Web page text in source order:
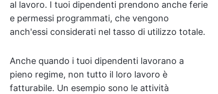
al lavoro. I tuoi dipendenti prendono anche ferie
e permessi programmati, che vengono
anch'essi considerati nel tasso di utilizzo totale.
Anche quando i tuoi dipendenti lavorano a
pieno regime, non tutto il loro lavoro è
fatturabile. Un esempio sono le attività